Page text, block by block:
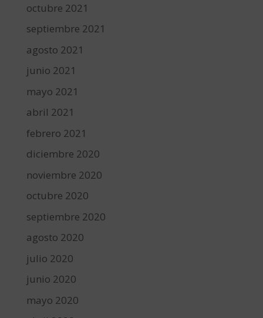
octubre 2021
septiembre 2021
agosto 2021
junio 2021
mayo 2021
abril 2021
febrero 2021
diciembre 2020
noviembre 2020
octubre 2020
septiembre 2020
agosto 2020
julio 2020
junio 2020
mayo 2020